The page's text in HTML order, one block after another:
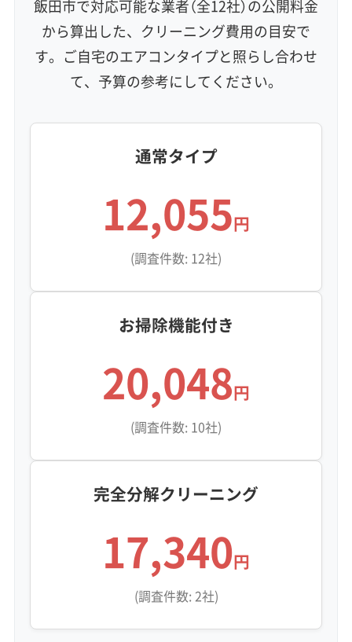
エコ洗剤使用
ハウスダスト除去
利便性・サービス (12)
当日予約可能
即日対応可能 24時間対応
土日祝日対応
防カビ・抗菌 消臭処理
※項目にカーソルを合わせると詳細な説明が表示されます。
飯田市で対応可能な業者（全12社）の公開料金
から算出した、クリーニング費用の目安で
す。ご自宅のエアコンタイプと照らし合わせ
て、予算の参考にしてください。
通常タイプ
12,055円
(調査件数: 12社)
お掃除機能付き
20,048円
(調査件数: 10社)
完全分解クリーニング
17,340円
(調査件数: 2社)